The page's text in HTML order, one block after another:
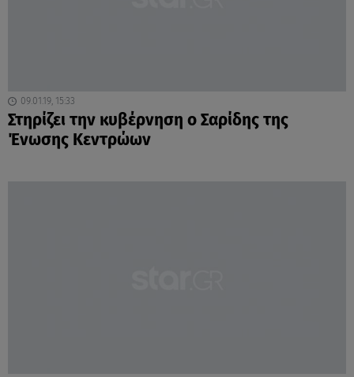
09.01.19, 15:33
Στηρίζει την κυβέρνηση ο Σαρίδης της
Ένωσης Κεντρώων